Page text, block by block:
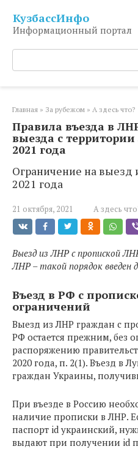
контенту
КузбассИнфо
Информационный портал
Поиск:
Главная » За рубежом » А здесь что?
Правила въезда в
выезда с
2021 года
Ограничение на выезд
2021 года
21 октября, 2021 А здесь
Выезд из ЛНР с пропиской
ЛНР – такой порядок введен
Въезд в РФ с
ограничений
Выезд из ЛНР граждан с
РФ остается прежним, без
распоряжению
2020 года, п. 2(1). Въезд в
граждан Украины,
При въезде в Россию
наличие прописки в ЛНР.
паспорт id украинский,
выдают при получении id